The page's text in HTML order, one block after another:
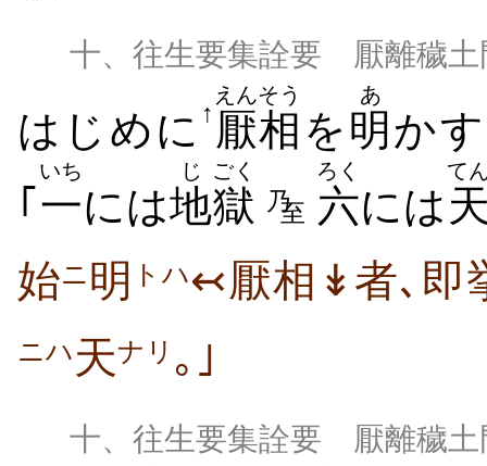
十、往生要集詮要 厭離穢土
はじめに ↑ 厭相
えんそう
を 明
あ
か
｢ 一
いち
には地
じ
獄
ごく
乃至 六
ろく
には
て
始 ニ 明 トハ↢厭相↡者､即
ニハ天ナリ ｡｣
十、往生要集詮要 厭離穢土